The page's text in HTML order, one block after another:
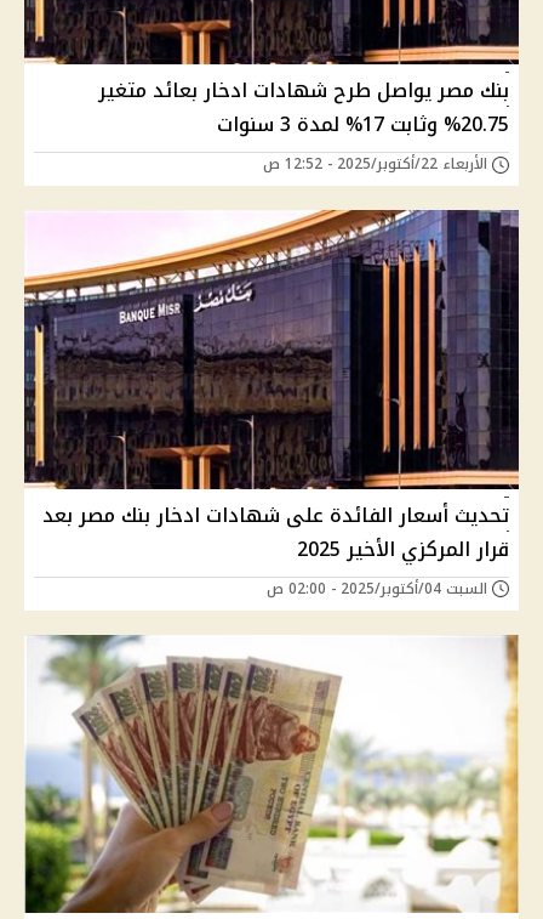
بنك مصر يواصل طرح شهادات ادخار بعائد متغير
20.75% وثابت 17% لمدة 3 سنوات
الأربعاء 22/أكتوبر/2025 - 12:52 ص
تحديث أسعار الفائدة على شهادات ادخار بنك مصر بعد
قرار المركزي الأخير 2025
السبت 04/أكتوبر/2025 - 02:00 ص